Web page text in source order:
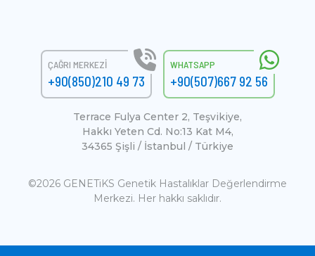
ÇAĞRI MERKEZI
+90(850)210 49 73
WHATSAPP
+90(507)667 92 56
Terrace Fulya Center 2, Teşvikiye,
Hakkı Yeten Cd. No:13 Kat M4,
34365 Şişli / İstanbul / Türkiye
©2026 GENETiKS Genetik Hastalıklar Değerlendirme
Merkezi. Her hakkı saklıdır.